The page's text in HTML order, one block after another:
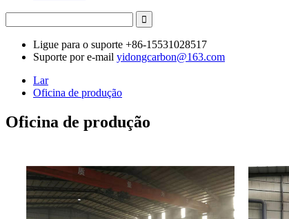
Ligue para o suporte +86-15531028517
Suporte por e-mail yidongcarbon@163.com
Lar
Oficina de produção
Oficina de produção